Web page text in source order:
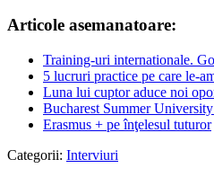
Articole asemanatoare:
Training-uri internationale.
5 lucruri practice pe care le-
Luna lui cuptor aduce noi
Bucharest Summer
Erasmus + pe înţelesul tuturor
Categorii: Interviuri